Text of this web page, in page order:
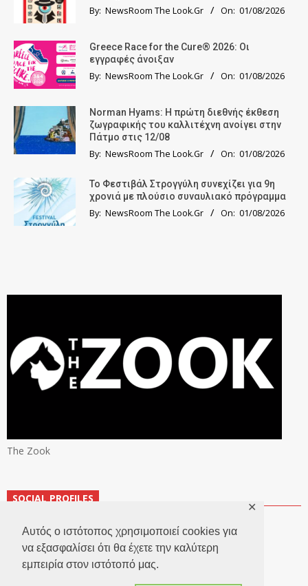
Αυτός ο ιστότοπος χρησιμοποιεί cookies για
να εξασφαλίσει ότι θα έχετε την καλύτερη
εμπειρία στον ιστότοπό μας.
✕
By: NewsRoom The Look.Gr On: 01/08/2026
Greece Race for the Cure® 2026: Οι
εγγραφές άνοιξαν
By: NewsRoom The Look.Gr On: 01/08/2026
Norman Hyams: Η πρώτη διεθνής έκθεση
ζωγραφικής του καλλιτέχνη ανοίγει στην
Πάτμο στις 12/08
By: NewsRoom The Look.Gr On: 01/08/2026
Το Φεστιβάλ Στρογγύλη συνεχίζει για 9η
χρονιά με πλούσιο συναυλιακό πρόγραμμα
By: NewsRoom The Look.Gr On: 01/08/2026
The Zook
SOCIAL PROFILES